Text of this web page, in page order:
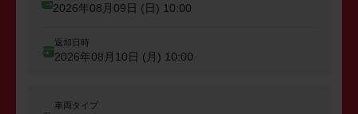
2026年08月09日 (日) 10:00
返却日時
2026年08月10日 (月) 10:00
車両タイプ